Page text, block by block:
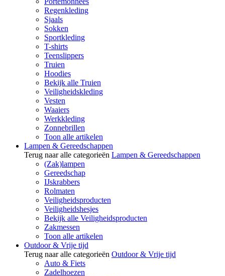
Regenkleding
Sjaals
Sokken
Sportkleding
T-shirts
Teenslippers
Truien
Hoodies
Bekijk alle Truien
Veiligheidskleding
Vesten
Waaiers
Werkkleding
Zonnebrillen
Toon alle artikelen
Lampen & Gereedschappen
Terug naar alle categorieën Lampen & Gereedschappen
(Zak)lampen
Gereedschap
IJskrabbers
Rolmaten
Veiligheidsproducten
Veiligheidshesjes
Bekijk alle Veiligheidsproducten
Zakmessen
Toon alle artikelen
Outdoor & Vrije tijd
Terug naar alle categorieën Outdoor & Vrije tijd
Auto & Fiets
Zadelhoezen